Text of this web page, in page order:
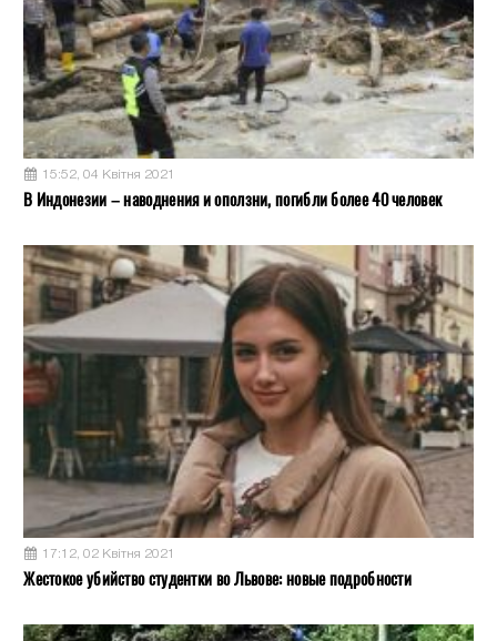
15:52, 04 Квітня 2021
В Индонезии – наводнения и оползни, погибли более 40 человек
17:12, 02 Квітня 2021
Жестокое убийство студентки во Львове: новые подробности